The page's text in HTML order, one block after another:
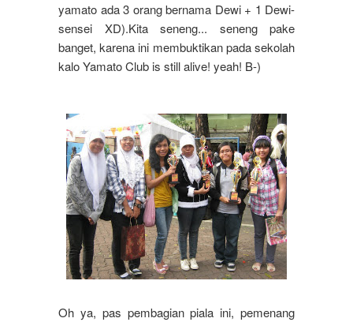
yamato ada 3 orang bernama Dewi + 1 Dewi-
sensei XD).Kita seneng... seneng pake
banget, karena ini membuktikan pada sekolah
kalo Yamato Club is still alive! yeah! B-)
Oh ya, pas pembagian piala ini, pemenang